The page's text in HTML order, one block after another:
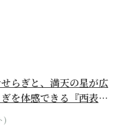
らぎと、満天の星が広
を体感できる『西表島
)